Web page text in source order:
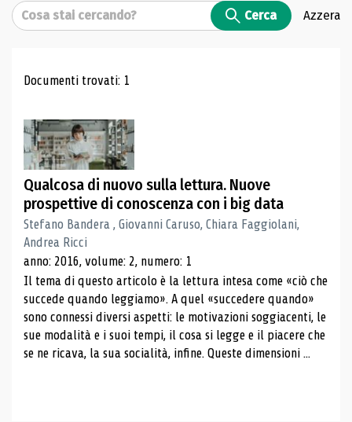
Cerca Cerca Azzera
Risultati di ricerca
Documenti trovati: 1
Qualcosa di nuovo sulla lettura. Nuove
prospettive di conoscenza con i big data
Stefano Bandera , Giovanni Caruso, Chiara Faggiolani,
Andrea Ricci
anno: 2016, volume: 2, numero: 1
Il tema di questo articolo è la lettura intesa come «ciò che
succede quando leggiamo». A quel «succedere quando»
sono connessi diversi aspetti: le motivazioni soggiacenti, le
sue modalità e i suoi tempi, il cosa si legge e il piacere che
se ne ricava, la sua socialità, infine. Queste dimensioni ...